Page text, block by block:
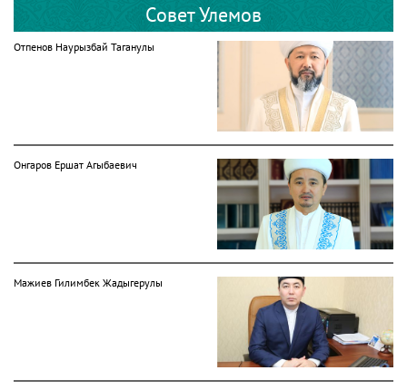
Совет Улемов
Отпенов Наурызбай Таганулы
Онгаров Ершат Агыбаевич
Мажиев Гилимбек Жадыгерулы